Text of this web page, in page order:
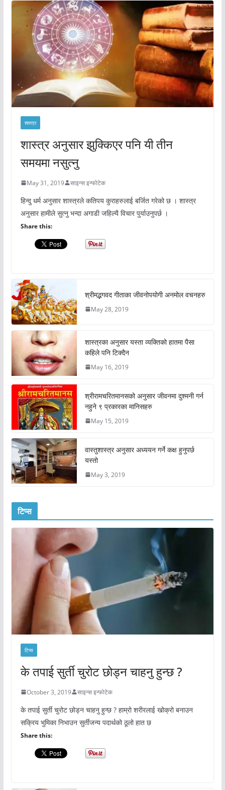
शास्त्र
शास्त्र अनुसार झुक्किएर पनि यी तीन
समयमा नसुत्नु
May 31, 2019 साइन्स इन्फोटेक
हिन्दु धर्म अनुसार शास्त्रले कतिपय कुराहरुलाई बर्जित गरेको छ । शास्त्र
अनुसार हामीले सुत्नु भन्दा अगाडी जहिल्यै विचार पुर्याउनुपर्छ ।
Share this:
श्रीमद्भगवद गीताका जीवनोपयोगी अनमोल वचनहरु
May 28, 2019
शास्त्रका अनुसार यस्ता व्यक्तिको हातमा पैसा
कहिले पनि टिक्दैन
May 16, 2019
श्रीरामचरितमानसको अनुसार जीवनमा दुश्मनी गर्न
नहुने ९ प्रकारका मानिसहरु
May 15, 2019
वास्तुशास्त्र अनुसार अध्ययन गर्ने कक्ष हुनुपर्छ
यस्तो
May 3, 2019
टिप्स
टिप्स
के तपाई सुर्ती चुरोट छोड्न चाहनु हुन्छ ?
October 3, 2019 साइन्स इन्फोटेक
के तपाई सुर्ती चुरोट छोड्न चाहनु हुन्छ ? हाम्रो शरीरलाई खोक्रो बनाउन
सक्रिय भुमिका निभाउन सुर्तीजन्य पदार्थको ठूलो हात छ
Share this: